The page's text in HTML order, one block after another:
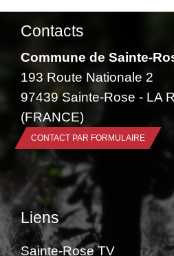
Contacts
Commune de Sainte-
193 Route Nationale 2
97439 Sainte-Rose - LA
(FRANCE)
CONTACT PAR FORMULAIRE
Liens
Sainte-Rose TV